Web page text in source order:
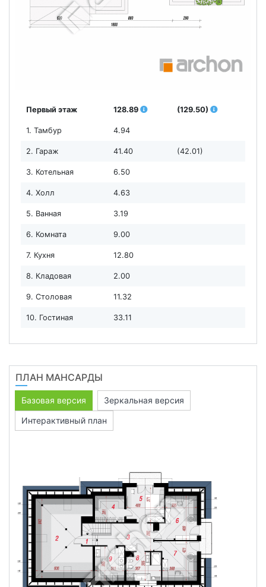
Первый этаж 128.89 (129.50)
1. Тамбур 4.94
2. Гараж 41.40 (42.01)
3. Котельная 6.50
4. Холл 4.63
5. Ванная 3.19
6. Комната 9.00
7. Кухня 12.80
8. Кладовая 2.00
9. Столовая 11.32
10. Гостиная 33.11
ПЛАН МАНСАРДЫ
Базовая версия
Зеркальная версия
Интерактивный план